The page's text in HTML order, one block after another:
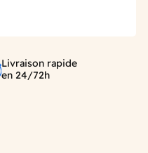
Livraison rapide
en 24/72h